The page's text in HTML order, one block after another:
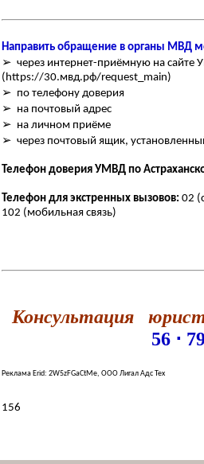
Направить обращение в органы МВД
➢ через интернет-приёмную на сайте
(https://30.мвд.рф/request_main)
➢ по телефону доверия
➢ на почтовый адрес
➢ на личном приёме
➢ через почтовый ящик,
Телефон доверия УМВД по
Телефон для экстренных вызовов: 02
102 (мобильная связь)
Консультация
56 ⋅
Реклама Erid: 2W5zFGaCtMe, ООО Лигал Адс Тех
156